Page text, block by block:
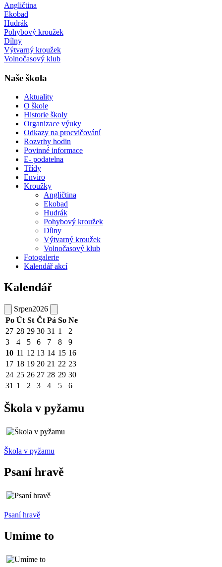
Angličtina
Ekobad
Hudrák
Pohybový kroužek
Dílny
Výtvarný kroužek
Volnočasový klub
Naše škola
Aktuality
O škole
Historie školy
Organizace výuky
Odkazy na procvičování
Rozvrhy hodin
Povinné informace
E- podatelna
Třídy
Enviro
Kroužky
Angličtina
Ekobad
Hudrák
Pohybový kroužek
Dílny
Výtvarný kroužek
Volnočasový klub
Fotogalerie
Kalendář akcí
Kalendář
Srpen2026
Po Út St Čt Pá So Ne
27 28 29 30 31 1
2
3
4 5 6 7 8
9
10 11 12 13 14 15 16
17 18 19 20 21 22 23
24 25 26 27 28 29 30
31 1 2 3 4 5 6
Škola v pyžamu
Škola v pyžamu
Psaní hravě
Psaní hravě
Umíme to